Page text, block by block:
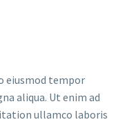
eiusmod tempor
aliqua. Ut enim ad
ullamco laboris